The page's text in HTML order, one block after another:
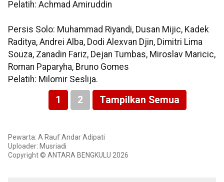
Pelatih: Achmad Amiruddin
Persis Solo: Muhammad Riyandi, Dusan Mijic, Kadek
Raditya, Andrei Alba, Dodi Alexvan Djin, Dimitri Lima
Souza, Zanadin Fariz, Dejan Tumbas, Miroslav Maricic,
Roman Paparyha, Bruno Gomes
Pelatih: Milomir Seslija.
1 2 Tampilkan Semua
Pewarta: A Rauf Andar Adipati
Uploader: Musriadi
Copyright © ANTARA BENGKULU 2026